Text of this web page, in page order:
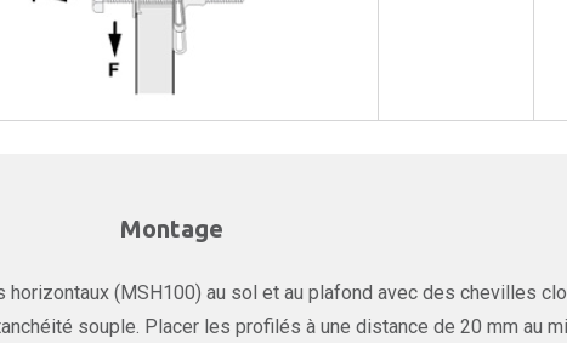
Montage
horizontaux (MSH100) au sol et au plafond avec des chevilles
souple. Placer les profilés à une distance de 20 mm au